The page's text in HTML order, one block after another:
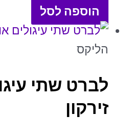
הוספה לסל
הליקס
לברט שתי
זירקון